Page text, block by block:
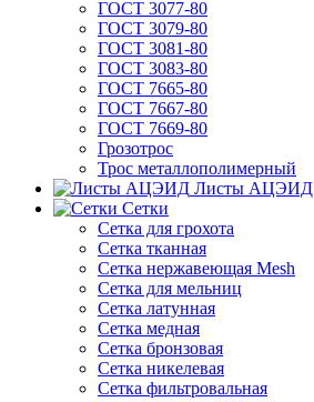
ГОСТ 3077-80
ГОСТ 3079-80
ГОСТ 3081-80
ГОСТ 3083-80
ГОСТ 7665-80
ГОСТ 7667-80
ГОСТ 7669-80
Грозотрос
Трос металлополимерный
Листы АЦЭИД
Сетки
Сетка для грохота
Сетка тканная
Сетка нержавеющая Mesh
Сетка для мельниц
Сетка латунная
Сетка медная
Сетка бронзовая
Сетка никелевая
Сетка фильтровальная